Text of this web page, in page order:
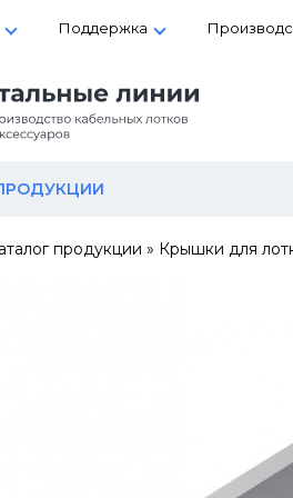
Поддержка
продукции » Крышки для